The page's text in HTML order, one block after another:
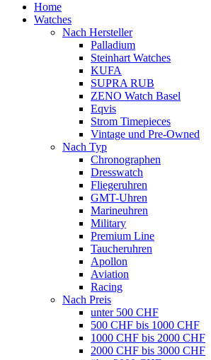
Home
Watches
Nach Hersteller
Palladium
Steinhart Watches
KUFA
SUPRA RUB
ZENO Watch Basel
Eqvis
Strom Timepieces
Vintage und Pre-Owned
Nach Typ
Chronographen
Dresswatch
Fliegeruhren
GMT-Uhren
Marineuhren
Military
Premium Line
Taucheruhren
Apollon
Aviation
Racing
Nach Preis
unter 500 CHF
500 CHF bis 1000 CHF
1000 CHF bis 2000 CHF
2000 CHF bis 3000 CHF